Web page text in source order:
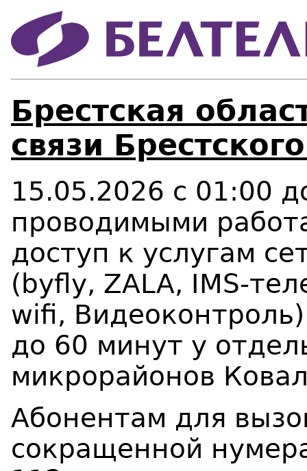
Брестская
связи
15.05.2026 с 01:00
проводимыми
доступ к услугам
(byfly, ZALA, IMS-
wifi,
до 60 минут у
микрорайонов
Абонентам для
сокращенной